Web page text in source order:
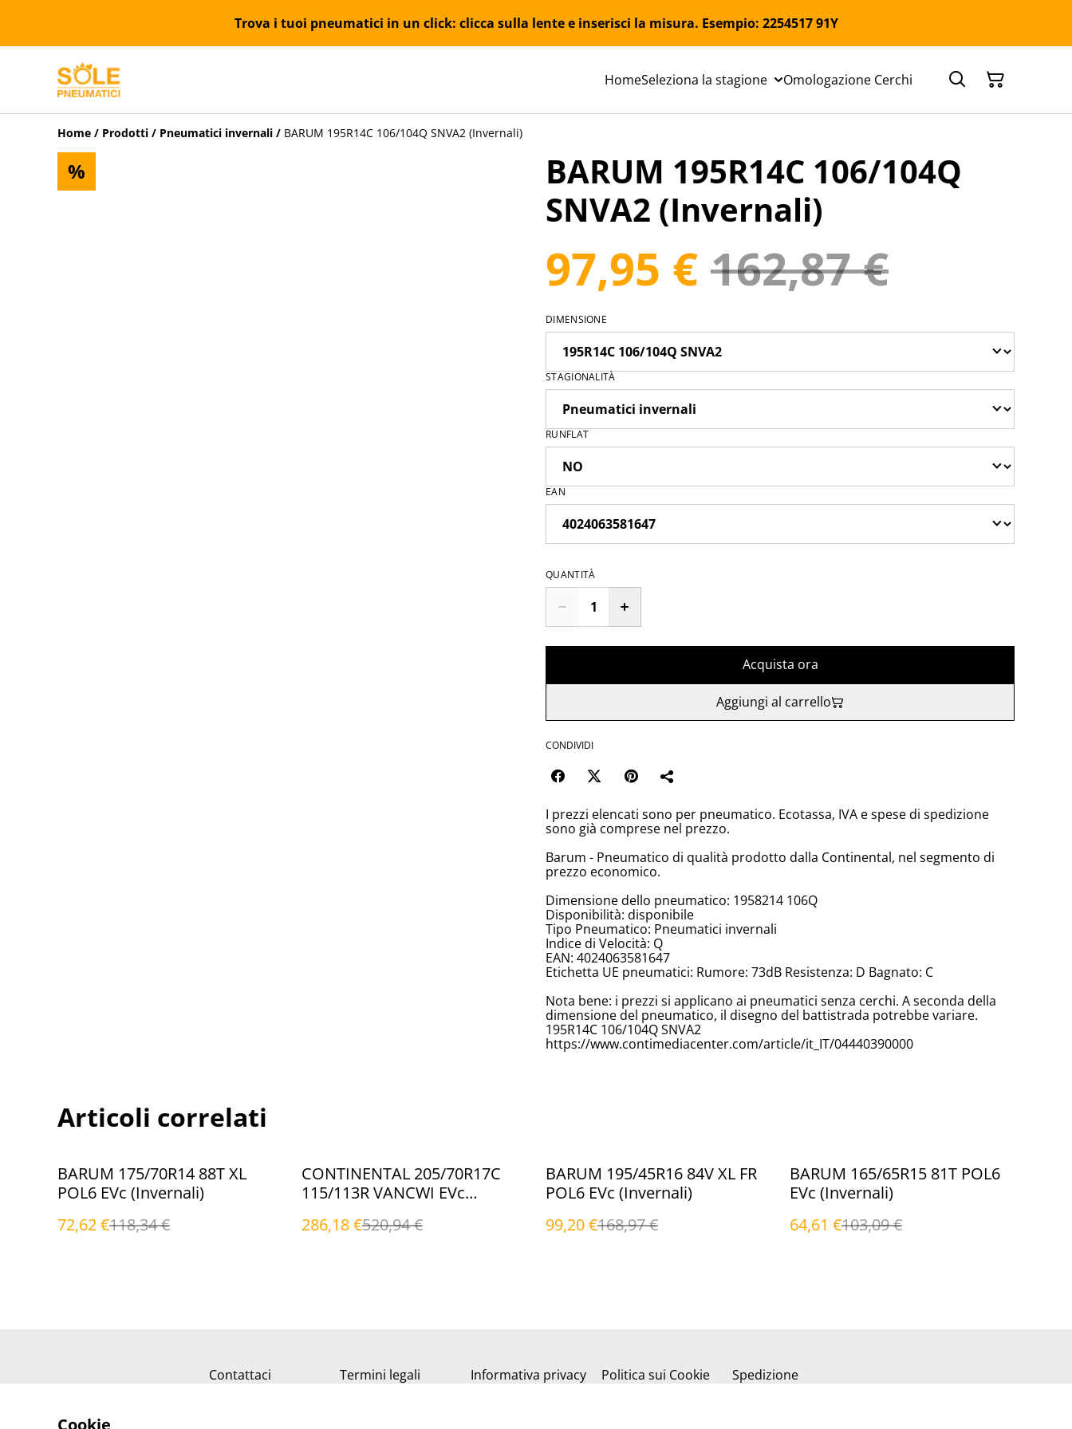
Trova i tuoi pneumatici in un click: clicca sulla lente e inserisci la misura. Esempio: 2254517 91Y
HomeSeleziona la stagione Omologazione Cerchi
Home / Prodotti / Pneumatici invernali / BARUM 195R14C 106/104Q SNVA2 (Invernali)
%
BARUM 195R14C 106/104Q
SNVA2 (Invernali)
97,95 € 162,87 €
DIMENSIONE
STAGIONALITÀ
RUNFLAT
EAN
QUANTITÀ
Acquista ora
Aggiungi al carrello
CONDIVIDI
I prezzi elencati sono per pneumatico. Ecotassa, IVA e spese di spedizione
sono già comprese nel prezzo.
Barum - Pneumatico di qualità prodotto dalla Continental, nel segmento di
prezzo economico.
Dimensione dello pneumatico: 1958214 106Q
Disponibilità: disponibile
Tipo Pneumatico: Pneumatici invernali
Indice di Velocità: Q
EAN: 4024063581647
Etichetta UE pneumatici: Rumore: 73dB Resistenza: D Bagnato: C
Nota bene: i prezzi si applicano ai pneumatici senza cerchi. A seconda della
dimensione del pneumatico, il disegno del battistrada potrebbe variare.
195R14C 106/104Q SNVA2
https://www.contimediacenter.com/article/it_IT/04440390000
Articoli correlati
%
BARUM 175/70R14 88T XL
POL6 EVc (Invernali)
72,62 €118,34 €
%
CONTINENTAL 205/70R17C
115/113R VANCWI EVc
286,18 €520,94 €
%
BARUM 195/45R16 84V XL FR
POL6 EVc (Invernali)
99,20 €168,97 €
%
BARUM 165/65R15 81T POL6
EVc (Invernali)
64,61 €103,09 €
Contattaci Termini legali Informativa privacy Politica sui Cookie Spedizione
Cookie